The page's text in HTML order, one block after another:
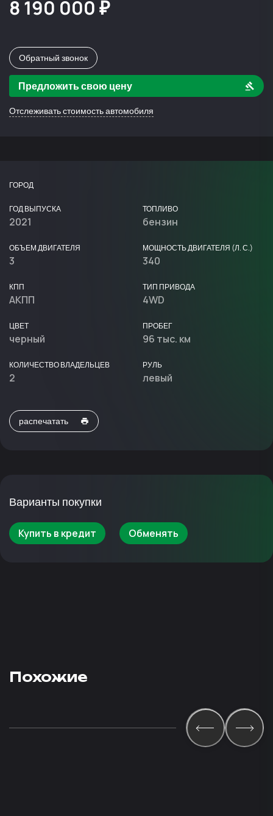
8 190 000 ₽
Обратный звонок
Предложить свою цену
Отслеживать стоимость автомобиля
ГОРОД
ГОД ВЫПУСКА
2021
ТОПЛИВО
бензин
ОБЪЕМ ДВИГАТЕЛЯ
3
МОЩНОСТЬ ДВИГАТЕЛЯ (Л. С.)
340
КПП
АКПП
ТИП ПРИВОДА
4WD
ЦВЕТ
черный
ПРОБЕГ
96 тыс. км
КОЛИЧЕСТВО ВЛАДЕЛЬЦЕВ
2
РУЛЬ
левый
распечатать
Варианты покупки
Купить в кредит Обменять
Похожие